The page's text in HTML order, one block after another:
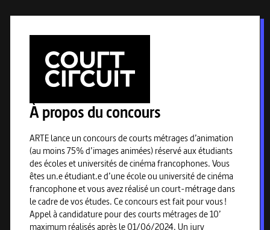
À propos du concours
ARTE lance un concours de courts métrages d’animation
(au moins 75% d’images animées) réservé aux étudiants
des écoles et universités de cinéma francophones. Vous
êtes un.e étudiant.e d’une école ou université de cinéma
francophone et vous avez réalisé un court-métrage dans
le cadre de vos études. Ce concours est fait pour vous !
Appel à candidature pour des courts métrages de 10’
maximum réalisés après le 01/06/2024. Un jury